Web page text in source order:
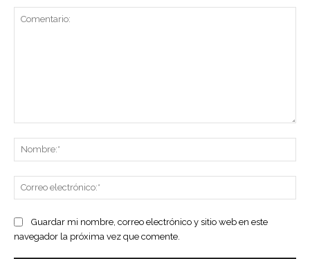
Guardar mi nombre, correo electrónico y sitio web en este
navegador la próxima vez que comente.